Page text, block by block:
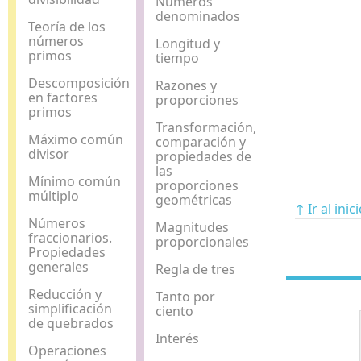
Teoría de los
números
primos
Descomposición
en factores
primos
Máximo común
divisor
Mínimo común
múltiplo
Números
fraccionarios.
Propiedades
generales
Reducción y
simplificación
de quebrados
Operaciones
denominados
Longitud y
tiempo
Razones y
proporciones
Transformación,
comparación y
propiedades de
las
proporciones
geométricas
Magnitudes
proporcionales
Regla de tres
Tanto por
ciento
Interés
↑ Ir al